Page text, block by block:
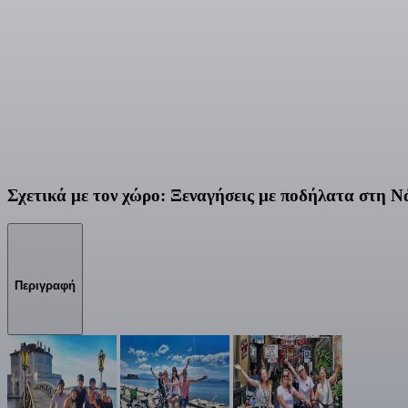
Σχετικά με τον χώρο: Ξεναγήσεις με ποδήλατα στη
Περιγραφή